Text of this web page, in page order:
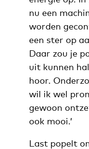
nu een
worden
een ster op
Daar zou je
uit kunnen
hoor.
wil ik wel
gewoon
ook mooi.’
Last popelt